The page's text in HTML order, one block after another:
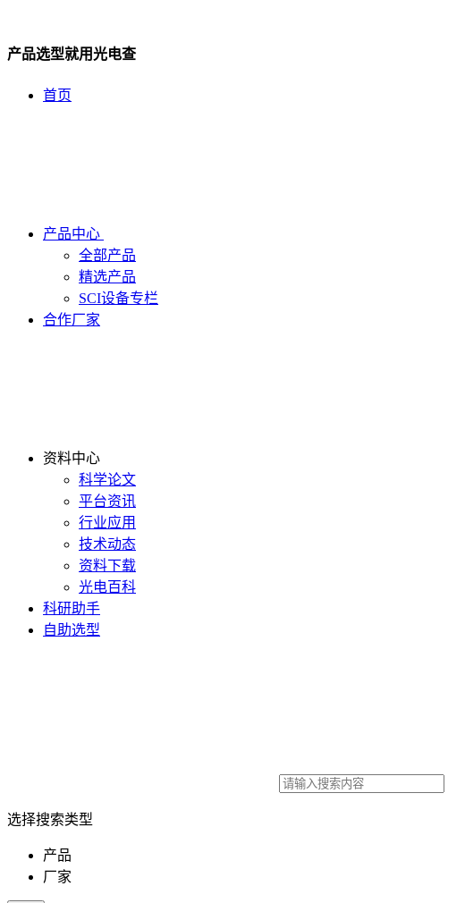
产品选型就用光电查
首页
产品中心
全部产品
精选产品
SCI设备专栏
合作厂家
资料中心
科学论文
平台资讯
行业应用
技术动态
资料下载
光电百科
科研助手
自助选型
选择搜索类型
产品
厂家